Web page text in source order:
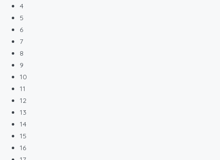
4
5
6
7
8
9
10
11
12
13
14
15
16